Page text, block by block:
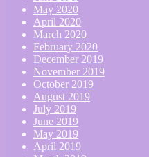
May 2020
April 2020
March 2020
February 2020
December 2019
November 2019
October 2019
August 2019
July 2019
June 2019
May 2019
April 2019